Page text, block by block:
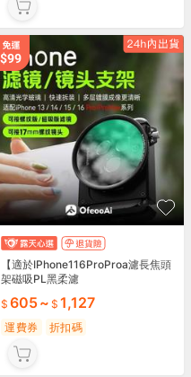
【適於IPhone116ProProa濾長焦頭
架磁吸PL黑柔濾
605~ 1,127
運費券 折扣碼